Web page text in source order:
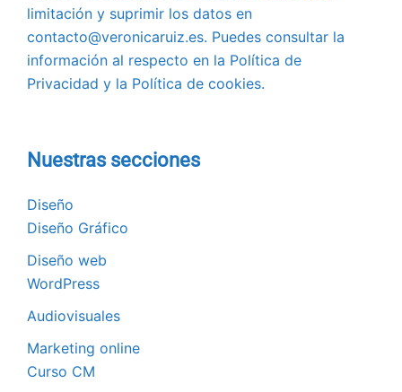
limitación y suprimir los datos en
contacto@veronicaruiz.es. Puedes consultar la
información al respecto en la Política de
Privacidad y la Política de cookies.
Nuestras secciones
Diseño
Diseño Gráfico
Diseño web
WordPress
Audiovisuales
Marketing online
Curso CM